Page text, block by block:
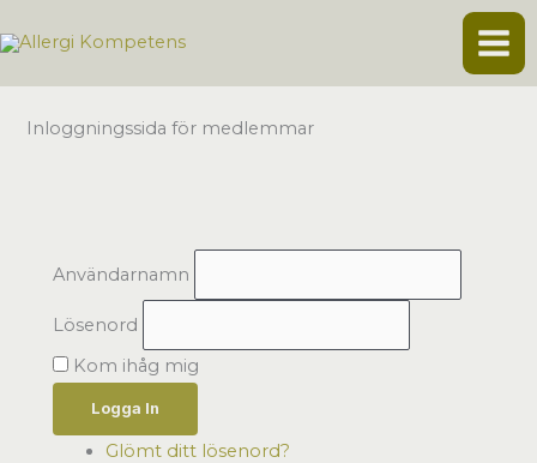
till
Inloggningssida för medlemmar
Användarnamn
Lösenord
Kom ihåg mig
Logga In
Glömt ditt lösenord?